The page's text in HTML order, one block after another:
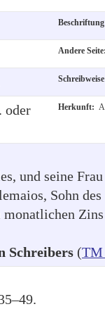
Andere
oder
Herkunft:
und seine
Sohn
Schreibers (TM